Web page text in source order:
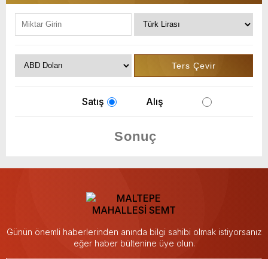
Satış Alış
Günün önemli haberlerinden anında bilgi sahibi olmak istiyorsanız
eğer haber bültenine üye olun.